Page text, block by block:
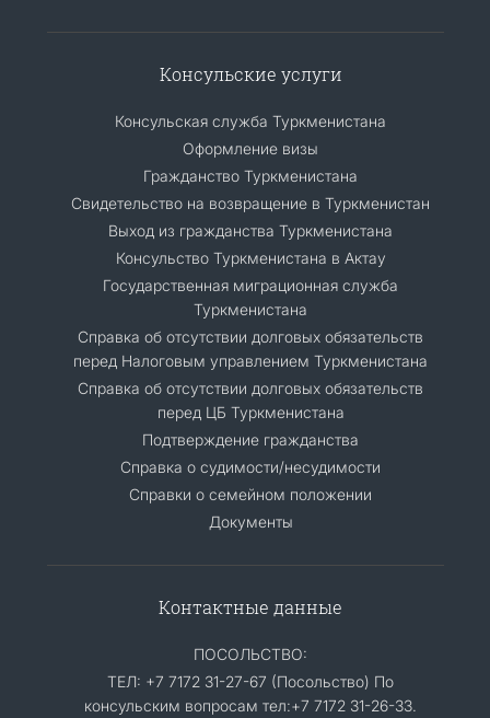
Консульские услуги
Консульская служба Туркменистана
Оформление визы
Гражданство Туркменистана
Cвидетельство на возвращение в Туркменистан
Выход из гражданства Туркменистана
Консульство Туркменистана в Актау
Государственная миграционная служба
Туркменистана
Справка об отсутствии долговых обязательств
перед Налоговым управлением Туркменистана
Справка об отсутствии долговых обязательств
перед ЦБ Туркменистана
Подтверждение гражданства
Справка о судимости/несудимости
Cправки о семейном положении
Документы
Контактные данные
ПОСОЛЬСТВО:
ТЕЛ: +7 7172 31-27-67 (Посольство) По
консульским вопросам тел:+7 7172 31-26-33.